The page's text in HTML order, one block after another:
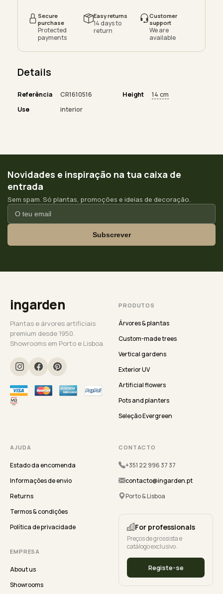
Secure
purchase
Protected
payments
Easy returns
14 days to
return
Customer
support
We are
available
Details
Referência CR1610516 Height
14 cm
Use
interior
Novidades e inspiração na tua caixa de
entrada
Sem spam. Só plantas, promoções e ideias de decoração.
Subscrever
ingarden
Plantas e árvores artificiais
premium desde 1950.
Showrooms em Porto e Lisboa.
PRODUTOS
Árvores & plantas
Custom-made trees
Vertical gardens
Exterior UV
Artificial flowers
Pots and planters
Seleção Evergreen
AJUDA
Estado da encomenda
Informações de envio
Returns
Termos & condições
Política de privacidade
EMPRESA
About us
Showrooms
CONTACTO
+351 22 996 37 37
contacto@ingarden.pt
Porto & Lisboa
For professionals
Preços de grossista e
catálogo exclusivo.
Registe-se